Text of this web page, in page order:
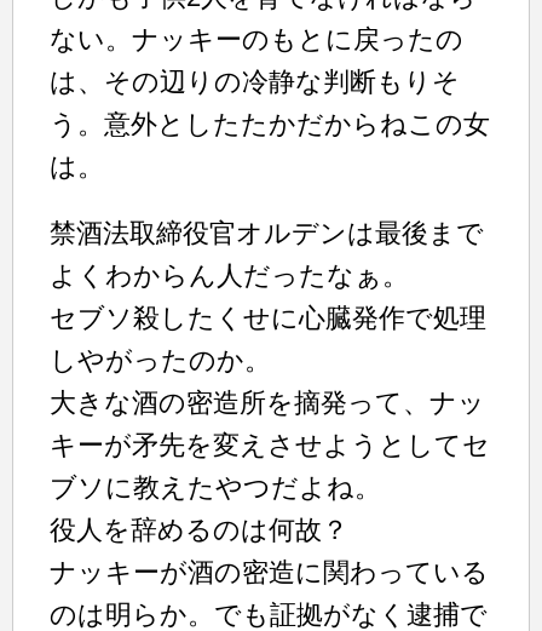
ない。ナッキーのもとに戻ったの
は、その辺りの冷静な判断もりそ
う。意外としたたかだからねこの女
は。
禁酒法取締役官オルデンは最後まで
よくわからん人だったなぁ。
セブソ殺したくせに心臓発作で処理
しやがったのか。
大きな酒の密造所を摘発って、ナッ
キーが矛先を変えさせようとしてセ
ブソに教えたやつだよね。
役人を辞めるのは何故？
ナッキーが酒の密造に関わっている
のは明らか。でも証拠がなく逮捕で